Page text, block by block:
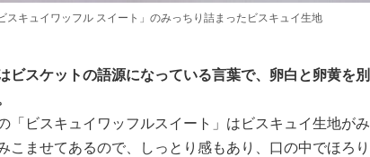
スキュイワッフル スイート」のみっちり詰まったビスキュイ生地
ビスケットの語源になっている言葉で、卵白と卵黄を
「ビスキュイワッフルスイート」はビスキュイ生地が
こませてあるので、しっとり感もあり、口の中でほろ